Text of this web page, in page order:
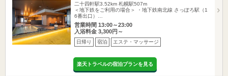
二十四軒駅3.52km 札幌駅507m
＜地下鉄をご利用の場合＞ ・地下鉄南北線 さっぽろ駅（1
6番出口）…
営業時間 13:00～23:00
入浴料金 3,300円～
日帰り 宿泊 エステ・マッサージ
楽天トラベルの宿泊プランを見る